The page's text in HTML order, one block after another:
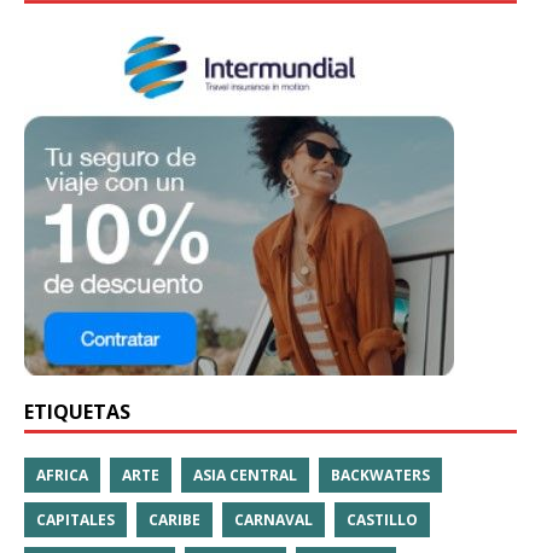
ETIQUETAS
AFRICA ARTE ASIA CENTRAL BACKWATERS
CAPITALES CARIBE CARNAVAL CASTILLO